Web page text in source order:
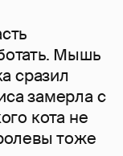
Мышь
сразил
замерла с
кота не
тоже